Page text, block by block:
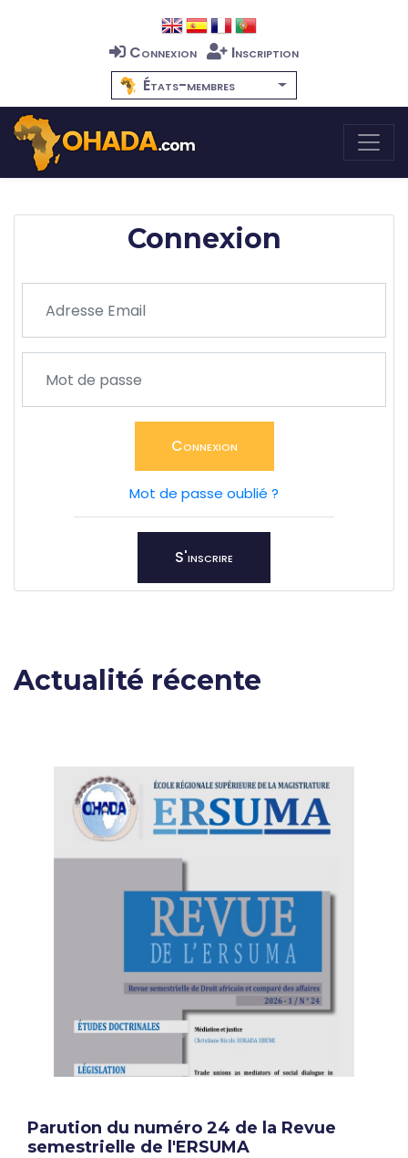
Connexion
Inscription
États-membres
Connexion
Connexion
Mot de passe oublié ?
S'inscrire
Actualité récente
Parution du numéro 24 de la Revue
semestrielle de l'ERSUMA